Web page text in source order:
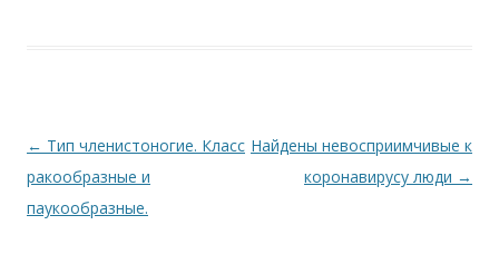
Навигация по записям
← Тип членистоногие. Класс
ракообразные и
паукообразные.
Найдены невосприимчивые к
коронавирусу люди →